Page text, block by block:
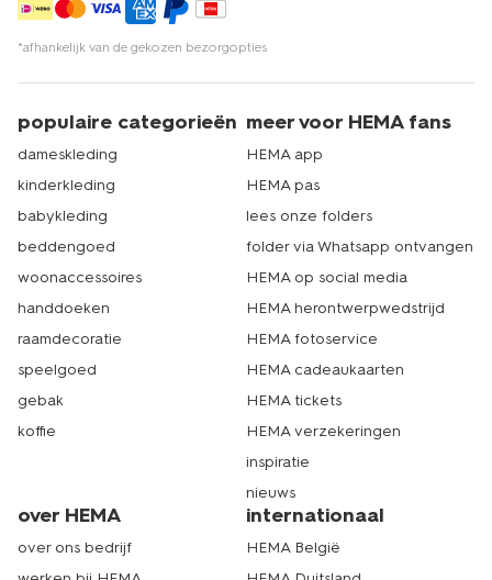
*afhankelijk van de gekozen bezorgopties
populaire categorieën
dameskleding
kinderkleding
babykleding
beddengoed
woonaccessoires
handdoeken
raamdecoratie
speelgoed
gebak
koffie
meer voor HEMA fans
HEMA app
HEMA pas
lees onze folders
folder via Whatsapp ontvangen
HEMA op social media
HEMA herontwerpwedstrijd
HEMA fotoservice
HEMA cadeaukaarten
HEMA tickets
HEMA verzekeringen
inspiratie
nieuws
over HEMA
over ons bedrijf
internationaal
HEMA België